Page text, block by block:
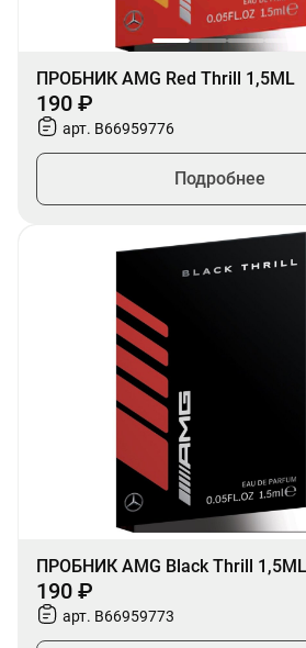
ПРОБНИК AMG Red Thrill 1,5ML
190 ₽
арт. B66959776
Подробнее
ПРОБНИК AMG Black Thrill 1,5ML
190 ₽
арт. B66959773